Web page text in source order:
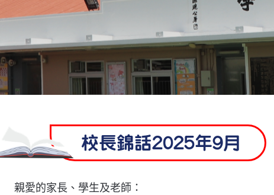
校長錦話2025年9月
親愛的家長、學生及老師：